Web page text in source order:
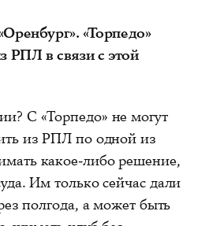
«Торпедо»
РПЛ в связи с этой
C «Торпедо» не могут
из РПЛ по одной из
какое-либо решение,
Им только сейчас дали
полгода, а может быть